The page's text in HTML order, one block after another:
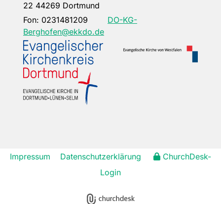
22 44269 Dortmund
Fon: 0231481209
DO-KG-
Berghofen@ekkdo.de
Impressum Datenschutzerklärung
ChurchDesk-
Login